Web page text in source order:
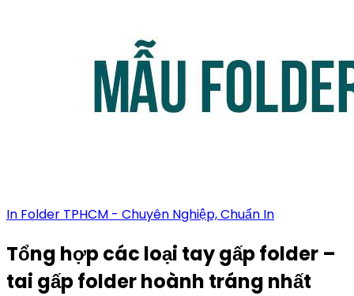
In Folder TPHCM - Chuyên Nghiệp, Chuẩn In
Tổng hợp các loại tay gấp folder –
tai gấp folder hoành tráng nhất